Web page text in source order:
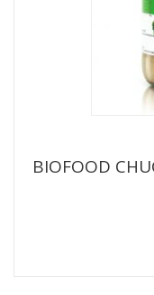
BIOFOOD